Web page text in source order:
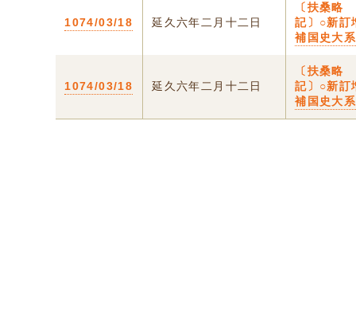
1074/03/18 延久六年二月十二日
〔扶桑略
記〕○新訂
補国史大系
1074/03/18 延久六年二月十二日
〔扶桑略
記〕○新訂
補国史大系